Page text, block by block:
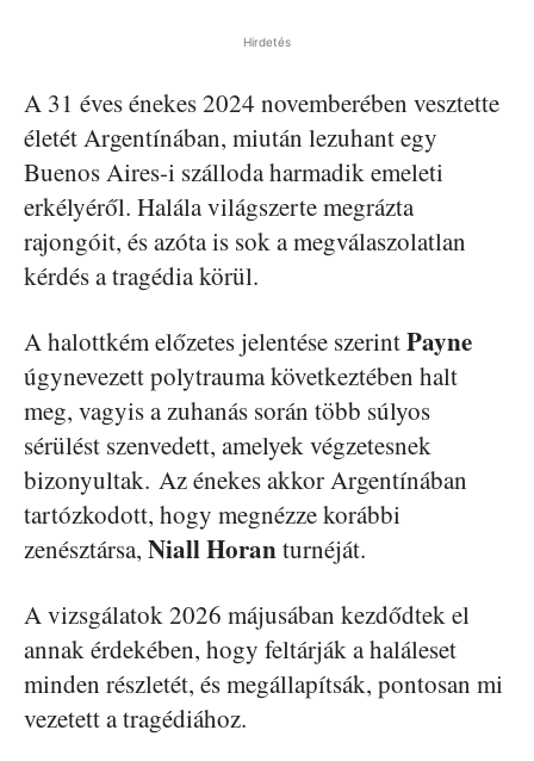
Hirdetés
A 31 éves énekes 2024 novemberében vesztette
életét Argentínában, miután lezuhant egy
Buenos Aires-i szálloda harmadik emeleti
erkélyéről. Halála világszerte megrázta
rajongóit, és azóta is sok a megválaszolatlan
kérdés a tragédia körül.
A halottkém előzetes jelentése szerintPayne
úgynevezett polytrauma következtében halt
meg, vagyis a zuhanás során több súlyos
sérülést szenvedett, amelyek végzetesnek
bizonyultak. Az énekes akkor Argentínában
tartózkodott, hogy megnézze korábbi
zenésztársa, Niall Horanturnéját.
A vizsgálatok 2026 májusában kezdődtek el
annak érdekében, hogy feltárják a haláleset
minden részletét, és megállapítsák, pontosan mi
vezetett a tragédiához.